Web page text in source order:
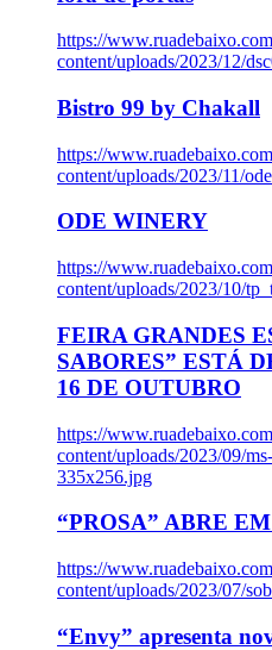
https://
content/uploads/2023/12/
Bistro 99 by Chakall
https://
content/uploads/2023/11/
ODE WINERY
https://
content/uploads/2023/10/
FEIRA GRANDES
SABORES” ESTÁ
16 DE OUTUBRO
https://
content/uploads/2023/09/
335x256.jpg
“PROSA” ABRE
https://
content/uploads/2023/07/
“Envy” apresenta